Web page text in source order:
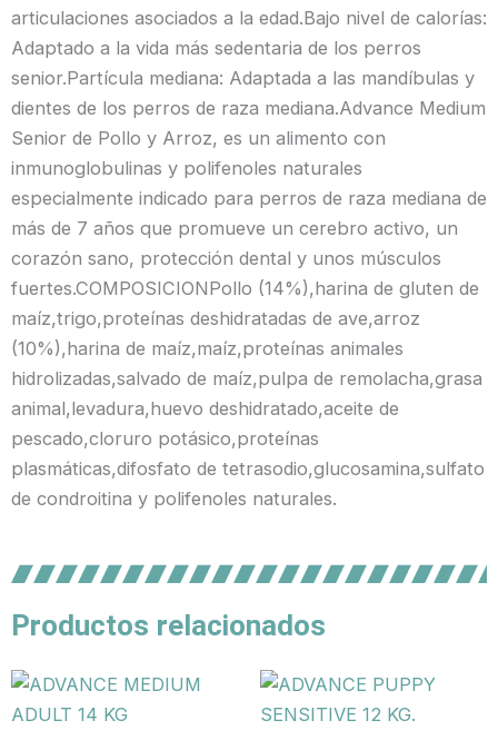
articulaciones asociados a la edad.Bajo nivel de calorías:
Adaptado a la vida más sedentaria de los perros
senior.Partícula mediana: Adaptada a las mandíbulas y
dientes de los perros de raza mediana.Advance Medium
Senior de Pollo y Arroz, es un alimento con
inmunoglobulinas y polifenoles naturales
especialmente indicado para perros de raza mediana de
más de 7 años que promueve un cerebro activo, un
corazón sano, protección dental y unos músculos
fuertes.COMPOSICIONPollo (14%),harina de gluten de
maíz,trigo,proteínas deshidratadas de ave,arroz
(10%),harina de maíz,maíz,proteínas animales
hidrolizadas,salvado de maíz,pulpa de remolacha,grasa
animal,levadura,huevo deshidratado,aceite de
pescado,cloruro potásico,proteínas
plasmáticas,difosfato de tetrasodio,glucosamina,sulfato
de condroitina y polifenoles naturales.
Productos relacionados